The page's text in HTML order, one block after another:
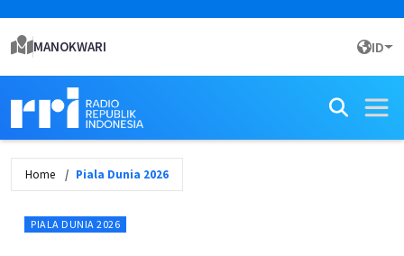
MANOKWARI ID
Home Piala Dunia 2026
PIALA DUNIA 2026